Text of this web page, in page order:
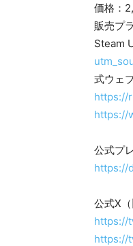
価格：
販売プ
Steam
式ウェ
https://
https://
公式プ
https://
公式X
https://
https://